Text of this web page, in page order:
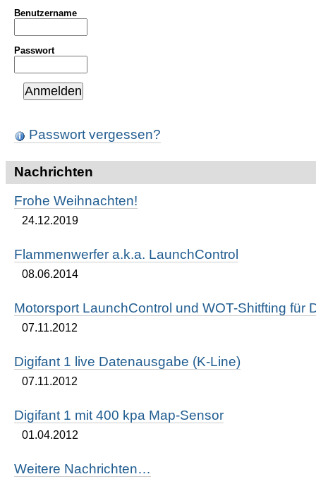
Benutzername
Passwort
Passwort vergessen?
Nachrichten
Frohe Weihnachten!
24.12.2019
Flammenwerfer a.k.a. LaunchControl
08.06.2014
Motorsport LaunchControl und WOT-Shitfting für
07.11.2012
Digifant 1 live Datenausgabe (K-Line)
07.11.2012
Digifant 1 mit 400 kpa Map-Sensor
01.04.2012
Weitere Nachrichten…